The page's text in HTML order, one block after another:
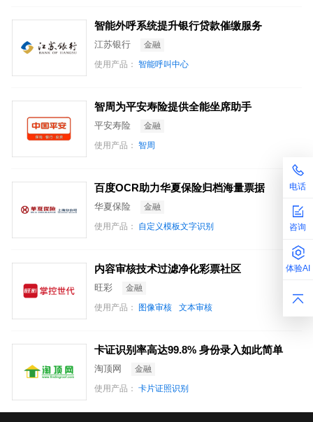
智能外呼系统提升银行贷款催缴服务
江苏银行
金融
使用产品： 智能呼叫中心
智周为平安寿险提供全能坐席助手
平安寿险
金融
使用产品： 智周
百度OCR助力华夏保险归档海量票据
华夏保险
金融
使用产品：
自定义模板文字识别
内容审核技术过滤净化彩票社区
旺彩
金融
使用产品：
图像审核 文本审核
卡证识别率高达99.8% 身份录入如此简单
淘顶网
金融
使用产品： 卡片证照识别
电话
咨询
体验AI